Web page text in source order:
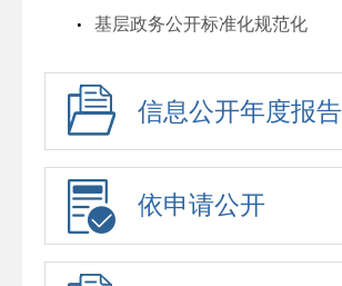
基层政务公开标准化规范化
信息公开年度报告
依申请公开